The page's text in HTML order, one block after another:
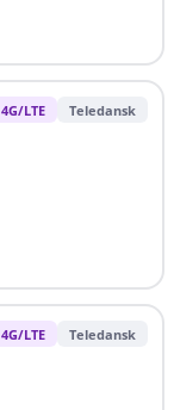
4G/LTE Teledansk
4G/LTE Teledansk